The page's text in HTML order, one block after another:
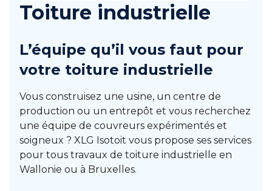
Toiture industrielle
L’équipe qu’il vous faut pour
votre toiture industrielle
Vous construisez une usine, un centre de
production ou un entrepôt et vous recherchez
une équipe de couvreurs expérimentés et
soigneux ? XLG Isotoit vous propose ses services
pour tous travaux de toiture industrielle en
Wallonie ou à Bruxelles.